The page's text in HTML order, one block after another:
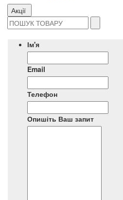
Акції
Ім'я
Email
Телефон
Опишіть Ваш запит